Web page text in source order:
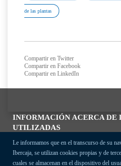
INFORMACIÓN ACERCA DE
UTILIZADAS
Le informamos que en el transcurso de su
Ibercaja, se utilizan cookies propias y de
cuales se almacenan en el dispositivo del
de las plantas
Compartir en Twitter
Compartir en Facebook
Compartir en LinkedIn